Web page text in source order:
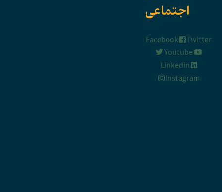
اجتماعی
Facebook
Youtube
Linkedin
Instagram